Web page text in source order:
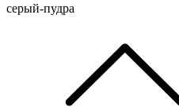
серый-пудра